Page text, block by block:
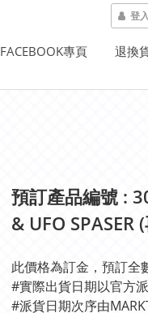
登
FACEBOOK專頁 退換
預訂產品編號 :
& UFO SPASER
此價格為訂金，預訂全
#實際出貨日期以官方
#派貨日期次序由